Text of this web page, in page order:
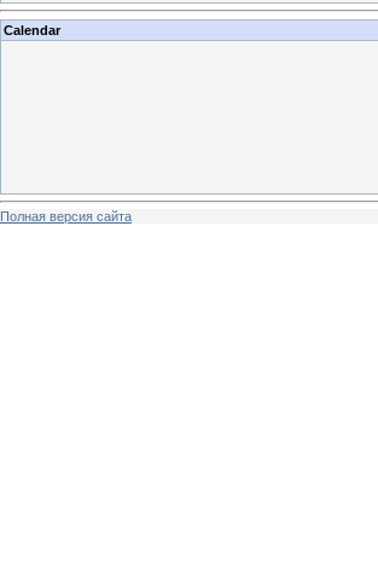
Calendar
Полная версия сайта